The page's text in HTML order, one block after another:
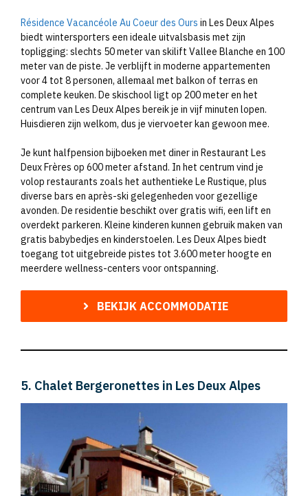
Résidence Vacancéole Au Coeur des Ours in Les Deux Alpes
biedt wintersporters een ideale uitvalsbasis met zijn
topligging: slechts 50 meter van skilift Vallee Blanche en 100
meter van de piste. Je verblijft in moderne appartementen
voor 4 tot 8 personen, allemaal met balkon of terras en
complete keuken. De skischool ligt op 200 meter en het
centrum van Les Deux Alpes bereik je in vijf minuten lopen.
Huisdieren zijn welkom, dus je viervoeter kan gewoon mee.
Je kunt halfpension bijboeken met diner in Restaurant Les
Deux Frères op 600 meter afstand. In het centrum vind je
volop restaurants zoals het authentieke Le Rustique, plus
diverse bars en après-ski gelegenheden voor gezellige
avonden. De residentie beschikt over gratis wifi, een lift en
overdekt parkeren. Kleine kinderen kunnen gebruik maken van
gratis babybedjes en kinderstoelen. Les Deux Alpes biedt
toegang tot uitgebreide pistes tot 3.600 meter hoogte en
meerdere wellness-centers voor ontspanning.
BEKIJK ACCOMMODATIE
5. Chalet Bergeronettes in Les Deux Alpes